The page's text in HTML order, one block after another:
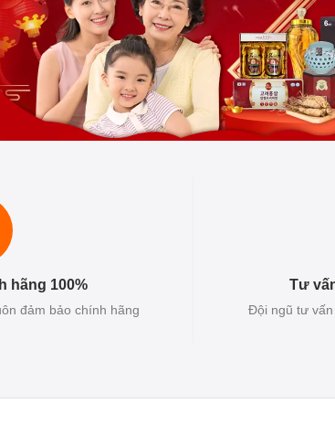
hãng 100%
đảm bảo chính hãng
Tư
Đội ngũ tư